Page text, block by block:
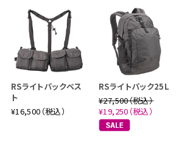
RSライトパックベス
ト
¥16,500（税込）
RSライトパック25L
¥27,500（税込）
¥19,250（税込）